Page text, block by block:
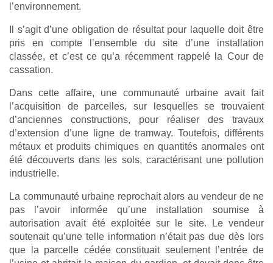
l’environnement.
Il s’agit d’une obligation de résultat pour laquelle doit être
pris en compte l’ensemble du site d’une installation
classée, et c’est ce qu’a récemment rappelé la Cour de
cassation.
Dans cette affaire, une communauté urbaine avait fait
l’acquisition de parcelles, sur lesquelles se trouvaient
d’anciennes constructions, pour réaliser des travaux
d’extension d’une ligne de tramway. Toutefois, différents
métaux et produits chimiques en quantités anormales ont
été découverts dans les sols, caractérisant une pollution
industrielle.
La communauté urbaine reprochait alors au vendeur de ne
pas l’avoir informée qu’une installation soumise à
autorisation avait été exploitée sur le site. Le vendeur
soutenait qu’une telle information n’était pas due dès lors
que la parcelle cédée constituait seulement l’entrée de